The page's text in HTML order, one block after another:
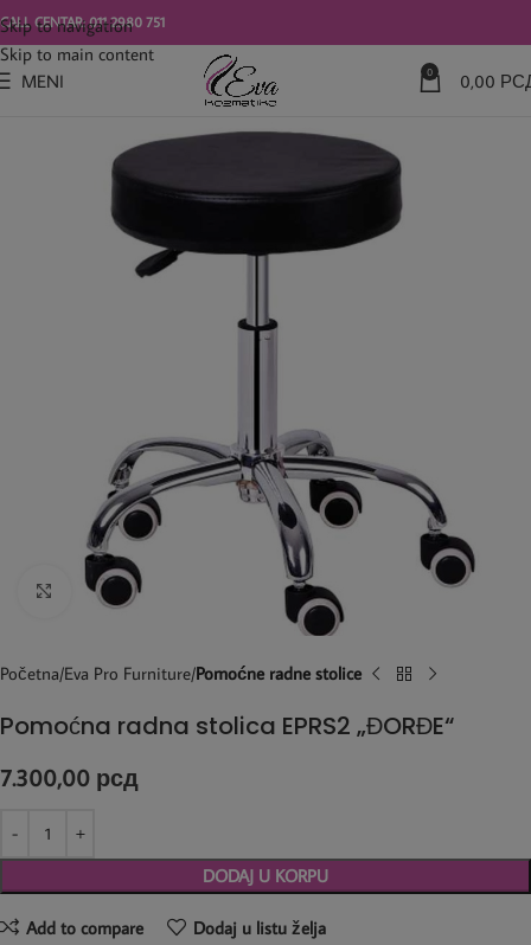
Skip to navigation
Skip to main content
CALL CENTAR: 011 2980 751
MENI 0 0,00
Kliknite za uvećanje
Početna Eva Pro Furniture Pomoćne radne stolice
Pomoćna radna stolica EPRS2 „ĐORĐE“
7.300,00 рсд
DODAJ U KORPU
Add to compare Dodaj u listu želja
modal-check